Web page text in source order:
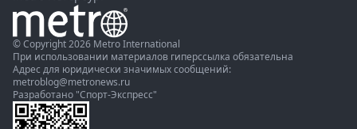
© Copyright 2026 Metro International
При использовании материалов гиперссылка обязательна
Адрес для юридически значимых сообщений:
metroblog@metronews.ru
Разработано "Спорт-Экспресс"